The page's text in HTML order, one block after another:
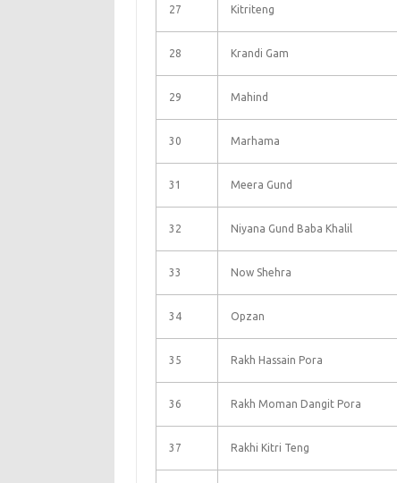
27 Kitriteng
28 Krandi Gam
29 Mahind
30 Marhama
31 Meera Gund
32 Niyana Gund Baba Khalil
33 Now Shehra
34 Opzan
35 Rakh Hassain Pora
36 Rakh Moman Dangit Pora
37 Rakhi Kitri Teng